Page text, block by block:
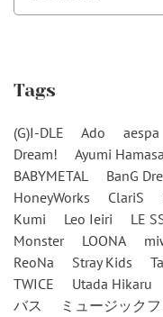
Tags
(G)I-DLE Ado aespa
Dream!
Ayumi
BABYMETAL
BanG
HoneyWorks
ClariS
Kumi
Leo Ieiri LE
Monster
LOONA
ReoNa
Stray Kids
TWICE
Utada Hikaru
バス
ミュージック